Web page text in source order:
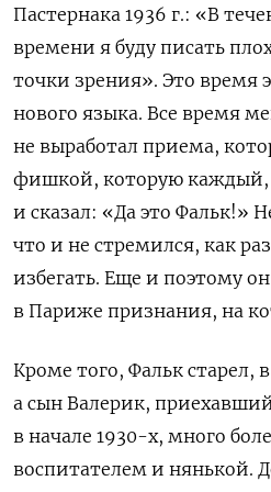
Пастернака 1936 г.: «В
времени я буду писать
точки зрения». Это время
нового языка. Все время
не выработал приема,
фишкой, которую каждый,
и сказал: «Да это Фальк!»
что и не стремился, как
избегать. Еще и поэтому
в Париже признания, на
Кроме того, Фальк старел,
а сын Валерик,
в начале 1930-х, много
воспитателем и нянькой.